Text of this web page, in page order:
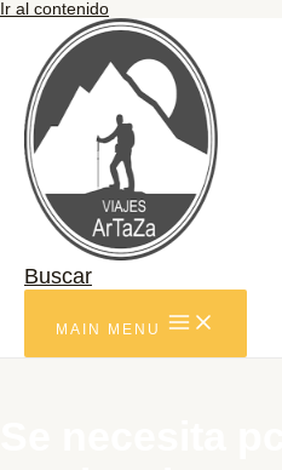
Ir al contenido
Buscar
MAIN MENU